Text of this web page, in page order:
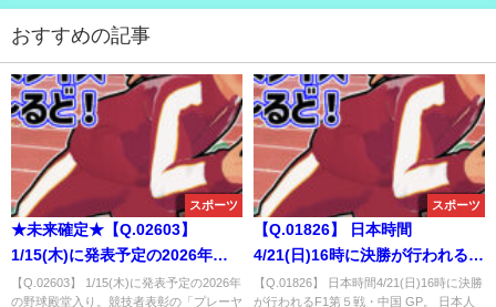
おすすめの記事
スポーツ
★未来確定★【Q.02603】
1/15(木)に発表予定の2026年の
野球殿堂入り。競技者表彰の
【Q.02603】 1/15(木)に発表予定の2026年
の野球殿堂入り。競技者表彰の「プレーヤ
スポーツ
【Q.01826】 日本時間
4/21(日)16時に決勝が行われる
F1第５戦・中国 GP。 日本人レ
【Q.01826】 日本時間4/21(日)16時に決勝
が行われるF1第５戦・中国 GP。 日本人